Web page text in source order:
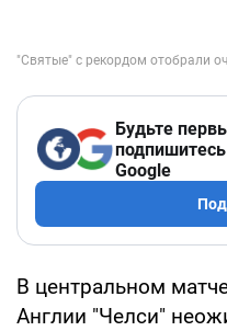
Будьте
Google
В центральном
Англии "Челси"